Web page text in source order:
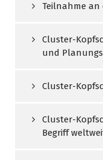
Teilnahme an
Cluster-
und
Cluster-
Cluster-
Begriff